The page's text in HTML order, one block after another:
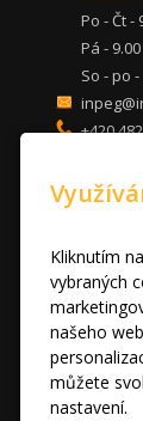
Po - Čt -
Pá -
So - po
+420
KUCHYNĚ
DVEŘE A STOLY
OBÝVACÍ
AKCE
FOTOGALERIE
VÝPRODEJ
RADY A TIPY
Kliknutím
vybraných
našeho
můžete
nastavení.